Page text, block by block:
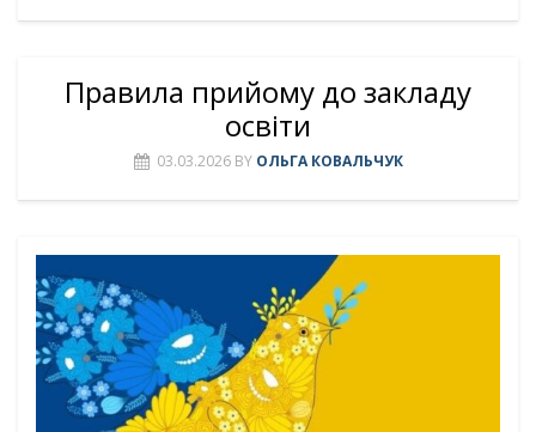
Правила прийому до закладу
освіти
03.03.2026 BY ОЛЬГА КОВАЛЬЧУК